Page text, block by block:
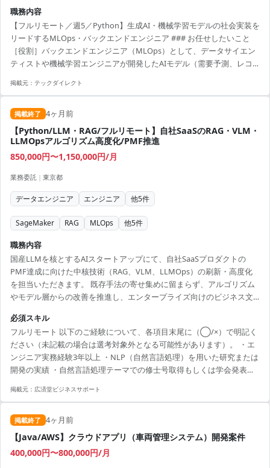
職務内容
【フルリモート／週5／Python】生成AI・機械学習モデルの社会実装を
リードするMLOps・バックエンドエンジニア ### お任せしたいこと
［役割］バックエンドエンジニア（MLOps）として、データサイエン
ティストや機械学習エンジニアが開発したAIモデル（需要予測、レコ
稼働させるためのAPI開発およびデータパイプライン基盤の構築をお任
ラフィックな推論リクエストに対して、レイテンシを極限まで抑えつ
つ安定してレスポンスを返すスケーラブルなバックエンドシステム
と、モデルの継続的インテグレーション・デリ...
掲載元： テックダイレクト
掲載終了 4ヶ月前
【Python/LLM・RAG/フルリモート】自社SaaSのRAG・VLM・
LLMOpsアルゴリズム高度化/PMF推進
850,000円〜1,150,000円/月
業務委託 | 東京都
データエンジニア エンジニア 他5件
SageMaker RAG MLOps 他5件
職務内容
国産LLMを核とするAIスタートアップにて、自社SaaSプロダクトの
PMF達成に向けた中核技術（RAG、VLM、LLMOps）の刷新・高度化
を担当いただきます。 既存手法の寄せ集めに留まらず、アルゴリズム
やモデル層からの改善を推進し、エンタープライズ向けのビジネス文
に基づく技術検証（PoC）から、実プロダクトへの実装・評価・運用ま
で一気通貫で関与いただくポジションです。
必須スキル
フルリモート 以下のご経験について、各項目末尾に（◯/×）で明記く
ださい（未記載の場合は選考対象外となる可能性があります）。 ・エ
ンジニア実務経験3年以上 ・NLP（自然言語処理）を用いた研究または
開発の実績 ・自然言語処理テーマでの修士号取得もしくは学会発表の
ント解析システムの設計・開発経験
掲載元： 広済堂ビジネスサポート
掲載終了 4ヶ月前
【Java/AWS】クラウドアプリ（車両管理システム）開発案件
400,000円〜800,000円/月